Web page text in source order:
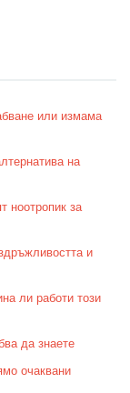
или измама
на
ноотропик за
и
ли работи този
да знаете
очаквани